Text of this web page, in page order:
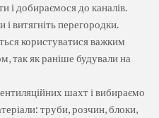
і добираємося до каналів.
і витягніть перегородки.
користуватися важким
так як раніше будували на
шахт і вибираємо
труби, розчин, блоки,